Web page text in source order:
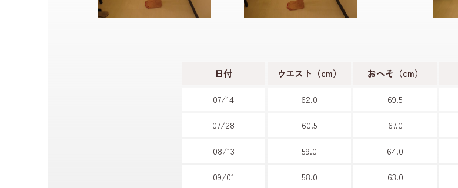
日付 ウエスト（cm） おへそ（cm）
07/14 62.0 69.5
07/28 60.5 67.0
08/13 59.0 64.0
09/01 58.0 63.0